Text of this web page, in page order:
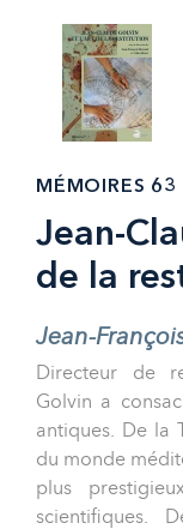
MÉMOIRES 63
Jean-
de la
Jean-
Directeur de
Golvin a
antiques. De la
du monde
plus
scientifiques.